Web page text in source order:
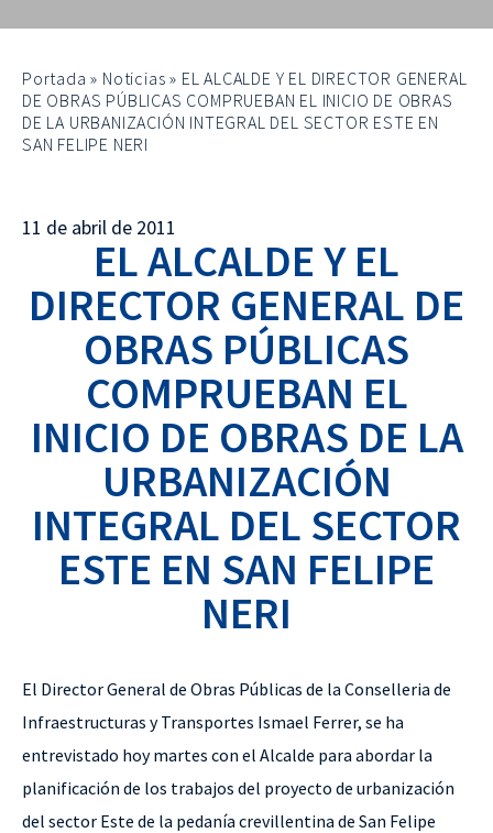
Portada » Noticias » EL ALCALDE Y EL DIRECTOR GENERAL
DE OBRAS PÚBLICAS COMPRUEBAN EL INICIO DE OBRAS
DE LA URBANIZACIÓN INTEGRAL DEL SECTOR ESTE EN
SAN FELIPE NERI
11 de abril de 2011
EL ALCALDE Y EL
DIRECTOR GENERAL DE
OBRAS PÚBLICAS
COMPRUEBAN EL
INICIO DE OBRAS DE LA
URBANIZACIÓN
INTEGRAL DEL SECTOR
ESTE EN SAN FELIPE
NERI
El Director General de Obras Públicas de la Conselleria de
Infraestructuras y Transportes Ismael Ferrer, se ha
entrevistado hoy martes con el Alcalde para abordar la
planificación de los trabajos del proyecto de urbanización
del sector Este de la pedanía crevillentina de San Felipe